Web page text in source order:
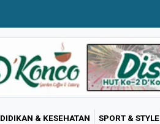
& KESEHATAN SPORT & STYLE